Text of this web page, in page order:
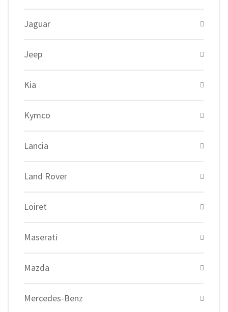
Jaguar
Jeep
Kia
Kymco
Lancia
Land Rover
Loiret
Maserati
Mazda
Mercedes-Benz